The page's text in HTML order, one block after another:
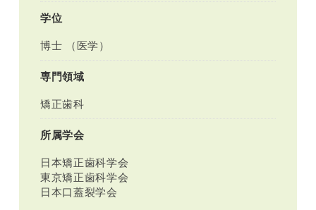
学位
博士 （医学）
専門領域
矯正歯科
所属学会
日本矯正歯科学会
東京矯正歯科学会
日本口蓋裂学会